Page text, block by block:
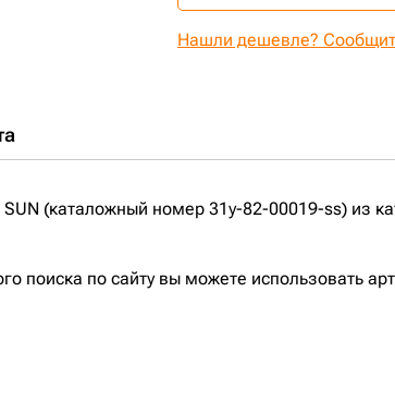
Нашли дешевле?
(каталожный номер 31y-82-00019-ss) из
поиска по сайту вы можете использовать